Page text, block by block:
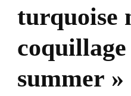
turquoise
summer »